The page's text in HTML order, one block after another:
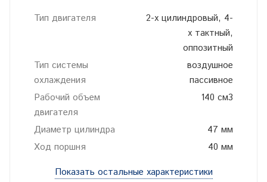
Тип двигателя
2-х цилиндровый, 4-
х тактный,
оппозитный
Тип системы
охлаждения
воздушное
пассивное
Рабочий объем
двигателя
140 см3
Диаметр цилиндра
47 мм
Ход поршня
40 мм
Показать остальные характеристики